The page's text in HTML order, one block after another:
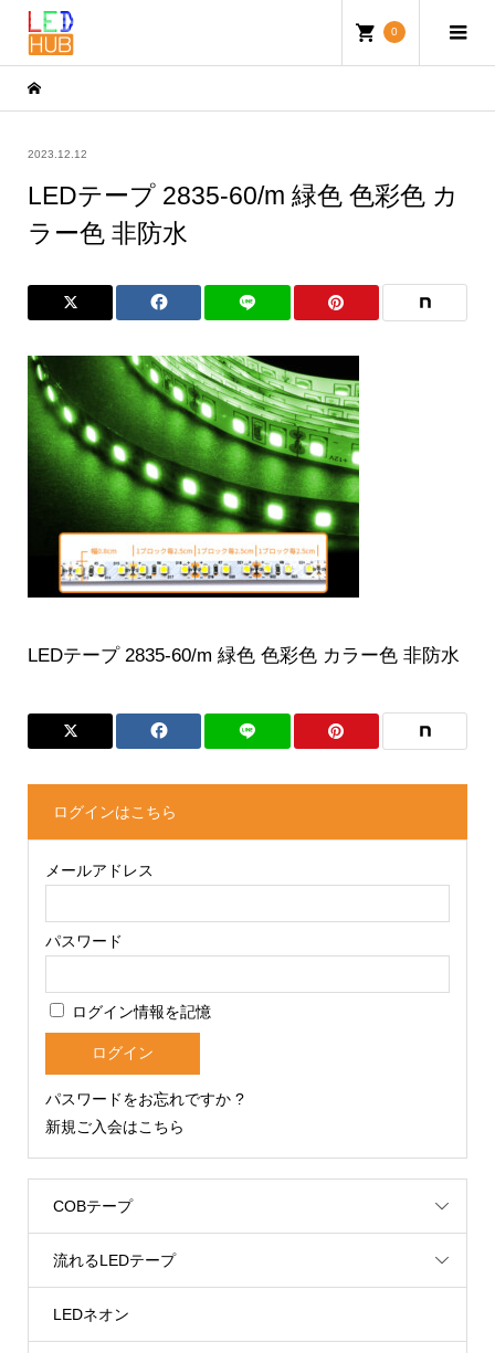
0
2023.12.12
LEDテープ 2835-60/m 緑色 色彩色 カ
ラー色 非防水
LEDテープ 2835-60/m 緑色 色彩色 カラー色 非防水
ログインはこちら
メールアドレス
パスワード
ログイン情報を記憶
パスワードをお忘れですか ?
新規ご入会はこちら
COBテープ
流れるLEDテープ
LEDネオン